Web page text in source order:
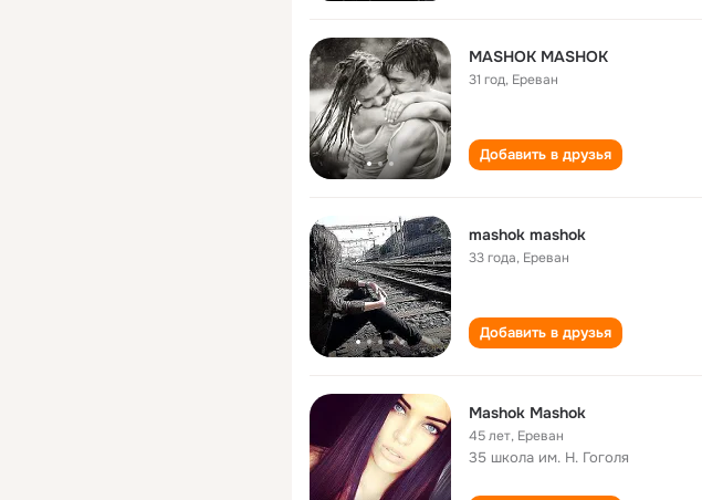
MASHOK MASHOK
31 год, Ереван
Добавить в друзья
mashok mashok
33 года, Ереван
Добавить в друзья
Mashok Mashok
45 лет, Ереван
35 школа им. Н. Гоголя